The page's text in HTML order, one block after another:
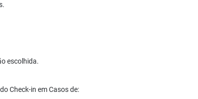
escolhida.
Check-in em Casos de: